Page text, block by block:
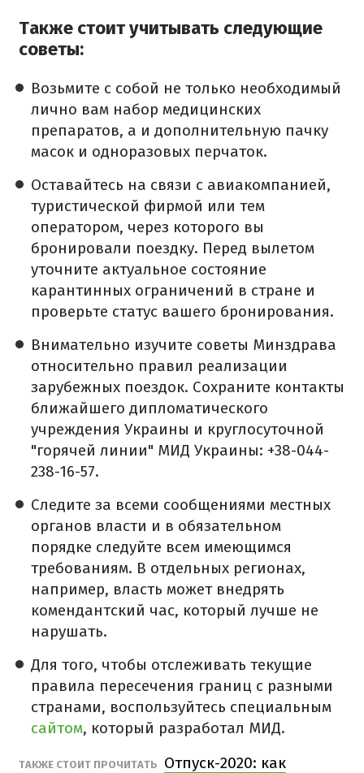
Также стоит учитывать следующие
советы:
Возьмите с собой не только необходимый
лично вам набор медицинских
препаратов, а и дополнительную пачку
масок и одноразовых перчаток.
Оставайтесь на связи с авиакомпанией,
туристической фирмой или тем
оператором, через которого вы
бронировали поездку. Перед вылетом
уточните актуальное состояние
карантинных ограничений в стране и
проверьте статус вашего бронирования.
Внимательно изучите советы Минздрава
относительно правил реализации
зарубежных поездок. Сохраните контакты
ближайшего дипломатического
учреждения Украины и круглосуточной
"горячей линии" МИД Украины: +38-044-
238-16-57.
Следите за всеми сообщениями местных
органов власти и в обязательном
порядке следуйте всем имеющимся
требованиям. В отдельных регионах,
например, власть может внедрять
комендантский час, который лучше не
нарушать.
Для того, чтобы отслеживать текущие
правила пересечения границ с разными
странами, воспользуйтесь специальным
сайтом, который разработал МИД.
ТАКЖЕ СТОИТ ПРОЧИТАТЬ
Отпуск-2020: как